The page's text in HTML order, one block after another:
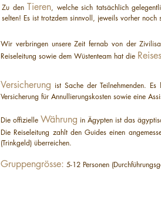
Zu den Tieren, welche sich tatsächlich
selten! Es ist trotzdem sinnvoll, jeweils vorher
Wir verbringen unsere Zeit fernab von der
Reiseleitung sowie dem Wüstenteam hat die
Versicherung ist Sache der Teilnehmenden.
Versicherung für Annullierungskosten sowie eine
Die offizielle Währung in Ägypten ist das
Die Reiseleitung zahlt den Guides einen
(Trinkgeld) überreichen.
Gruppengrösse: 5-12 Personen